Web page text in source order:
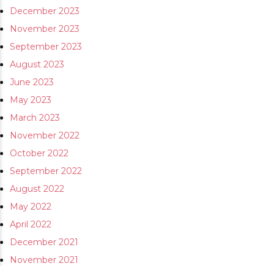
December 2023
November 2023
September 2023
August 2023
June 2023
May 2023
March 2023
November 2022
October 2022
September 2022
August 2022
May 2022
April 2022
December 2021
November 2021